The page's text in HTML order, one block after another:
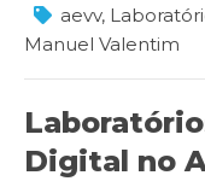
aevv,
Manuel Valentim
Digital no